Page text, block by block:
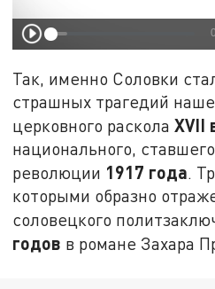
Так, именно Соловки
страшных трагедий
церковного расколаXVII
национального,
революции 1917 года.
которыми образно
соловецкого
годов в романе Захара